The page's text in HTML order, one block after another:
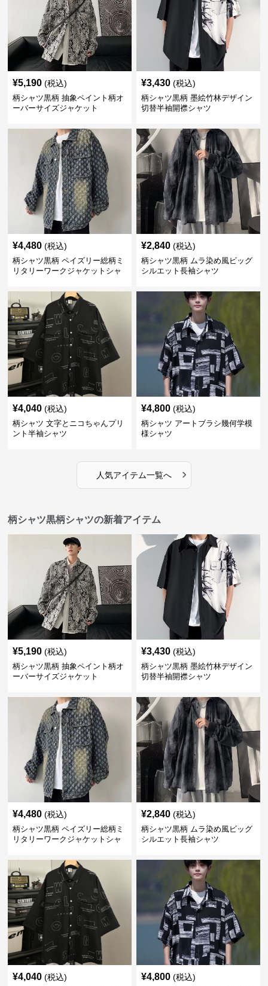
¥5,190 (税込)
柄シャツ黒柄 抽象ペイント柄オ
ーバーサイズジャケット
¥3,430 (税込)
柄シャツ黒柄 墨絵竹林デザイン
切替半袖開襟シャツ
¥4,480 (税込)
柄シャツ黒柄 ペイズリー総柄ミ
リタリーワークジャケットシャ
¥2,840 (税込)
柄シャツ黒柄 ムラ染め風ビッグ
シルエット長袖シャツ
¥4,040 (税込)
柄シャツ 文字とニコちゃんプリ
ント半袖シャツ
¥4,800 (税込)
柄シャツ アートブラシ幾何学模
様シャツ
人気アイテム一覧へ ›
柄シャツ黒柄シャツの新着アイテム
¥5,190 (税込)
柄シャツ黒柄 抽象ペイント柄オ
ーバーサイズジャケット
¥3,430 (税込)
柄シャツ黒柄 墨絵竹林デザイン
切替半袖開襟シャツ
¥4,480 (税込)
柄シャツ黒柄 ペイズリー総柄ミ
リタリーワークジャケットシャ
¥2,840 (税込)
柄シャツ黒柄 ムラ染め風ビッグ
シルエット長袖シャツ
¥4,040 (税込) ¥4,800 (税込)